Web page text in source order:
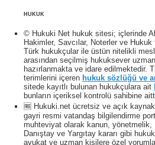
HUKUK
© Hukuki Net hukuk sitesi; içlerinde
Hakimler, Savcılar, Noterler ve
Türk hukukçular ile üstün nitelikli
arasından seçilmiş hukuksever
hazırlanmakta ve idare edilmektedir.
terimlerini içeren hukuk sözlüğü ve
sitede kayıtlı bulunan hukukçulara ait
bunların içeriksel kontrolü sahibine
🆓 Hukuki.net ücretsiz ve açık
gayri resmi vatandaş bilgilendirme
muhteviyat olarak kanun, yönetmelik,
Danıştay ve Yargıtay kararı gibi
avukat ve uzman kişilere özel